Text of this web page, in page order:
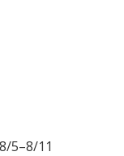
5–8/11